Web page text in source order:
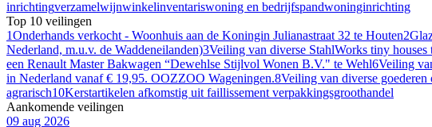
inrichtingverzamelwijnwinkelinventariswoning en bedrijfspandwoninginrichting
Top 10 veilingen
1Onderhands verkocht - Woonhuis aan de Koningin Julianastraat 32 te Houten2
Nederland, m.u.v. de Waddeneilanden)3Veiling van diverse StahlWorks tiny houses
een Renault Master Bakwagen “Dewehlse Stijlvol Wonen B.V." te Wehl6Veiling
in Nederland vanaf € 19,95. OOZZOO Wageningen.8Veiling van diverse
agrarisch10Kerstartikelen afkomstig uit faillissement verpakkingsgroothandel
Aankomende veilingen
09 aug 2026